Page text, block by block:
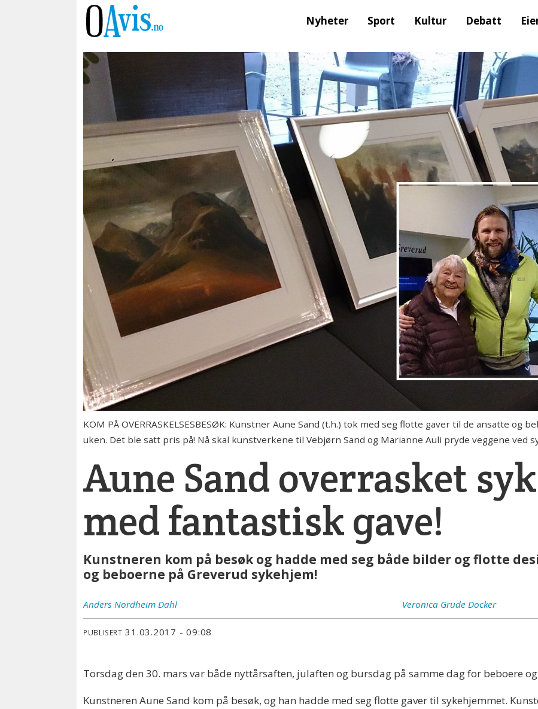
Nyheter Sport Kultur Debatt
KOM PÅ OVERRASKELSESBESØK: Kunstner Aune Sand (t.h.) tok med seg flotte gaver til de ansatte og
uken. Det ble satt pris på! Nå skal kunstverkene til Vebjørn Sand og Marianne Auli pryde veggene ved
Aune Sand overrasket
med fantastisk gave!
Kunstneren kom på besøk og hadde med seg både bilder og flotte
og beboerne på Greverud sykehjem!
Anders Nordheim Dahl Veronica Grude Docker
PUBLISERT 31.03.2017 - 09:08
Torsdag den 30. mars var både nyttårsaften, julaften og bursdag på samme dag for beboere
Kunstneren Aune Sand kom på besøk, og han hadde med seg flotte gaver til sykehjemmet.